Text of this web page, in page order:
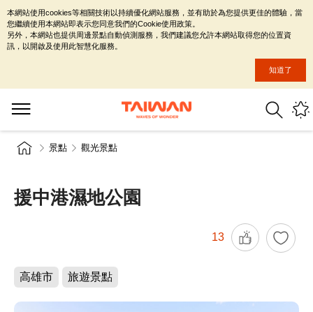
景點 觀光景點
援中港濕地公園
13
高雄市 旅遊景點
本網站使用cookies等相關技術以持續優化網站服務，並有助於為您提供更佳的體驗，當
您繼續使用本網站即表示您同意我們的Cookie使用政策。
另外，本網站也提供周邊景點自動偵測服務，我們建議您允許本網站取得您的位置資
訊，以開啟及使用此智慧化服務。
知道了